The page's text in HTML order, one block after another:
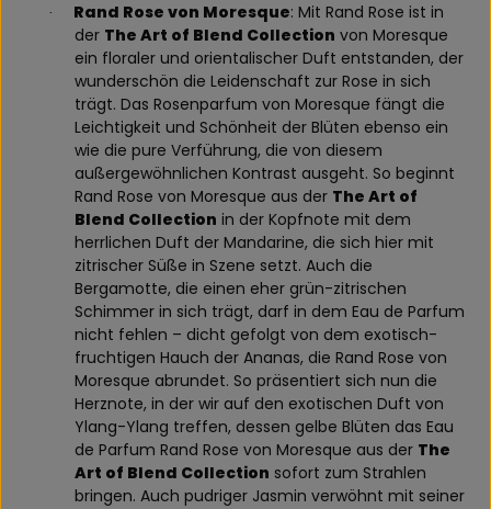
· Rand Rose von Moresque: Mit Rand Rose ist in
der The Art of Blend Collection von Moresque
ein floraler und orientalischer Duft entstanden, der
wunderschön die Leidenschaft zur Rose in sich
trägt. Das Rosenparfum von Moresque fängt die
Leichtigkeit und Schönheit der Blüten ebenso ein
wie die pure Verführung, die von diesem
außergewöhnlichen Kontrast ausgeht. So beginnt
Rand Rose von Moresque aus der The Art of
Blend Collection in der Kopfnote mit dem
herrlichen Duft der Mandarine, die sich hier mit
zitrischer Süße in Szene setzt. Auch die
Bergamotte, die einen eher grün-zitrischen
Schimmer in sich trägt, darf in dem Eau de Parfum
nicht fehlen – dicht gefolgt von dem exotisch-
fruchtigen Hauch der Ananas, die Rand Rose von
Moresque abrundet. So präsentiert sich nun die
Herznote, in der wir auf den exotischen Duft von
Ylang-Ylang treffen, dessen gelbe Blüten das Eau
de Parfum Rand Rose von Moresque aus der The
Art of Blend Collection sofort zum Strahlen
bringen. Auch pudriger Jasmin verwöhnt mit seiner